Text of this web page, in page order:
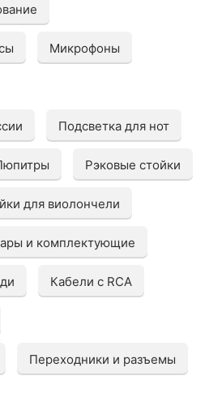
Микрофоны
Подсветка для нот
Рэковые стойки
для виолончели
и комплектующие
Кабели с RCA
Переходники и разъемы